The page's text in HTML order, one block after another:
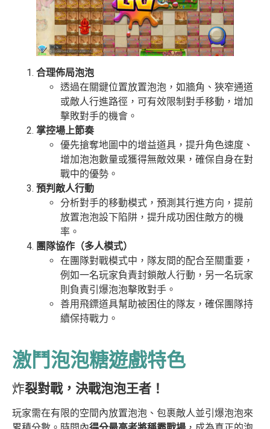
合理佈局泡泡
透過在關鍵位置放置泡泡，如牆角、狹窄通道
或敵人行進路徑，可有效限制對手移動，增加
擊敗對手的機會。
掌控場上節奏
優先搶奪地圖中的增益道具，提升角色速度、
增加泡泡數量或獲得無敵效果，確保自身在對
戰中的優勢。
預判敵人行動
分析對手的移動模式，預測其行進方向，提前
放置泡泡設下陷阱，提升成功困住敵方的機
率。
團隊協作（多人模式）
在團隊對戰模式中，隊友間的配合至關重要，
例如一名玩家負責封鎖敵人行動，另一名玩家
則負責引爆泡泡擊敗對手。
善用飛鏢道具幫助被困住的隊友，確保團隊持
續保持戰力。
激鬥泡泡糖遊戲特色
炸裂對戰，決戰泡泡王者！
玩家需在有限的空間內放置泡泡、包裹敵人並引爆泡泡來